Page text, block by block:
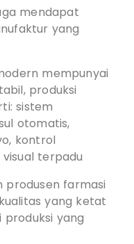
mendapat
yang
mempunyai
produksi
sistem
otomatis,
kontrol
terpadu
produsen farmasi
yang ketat
produksi yang